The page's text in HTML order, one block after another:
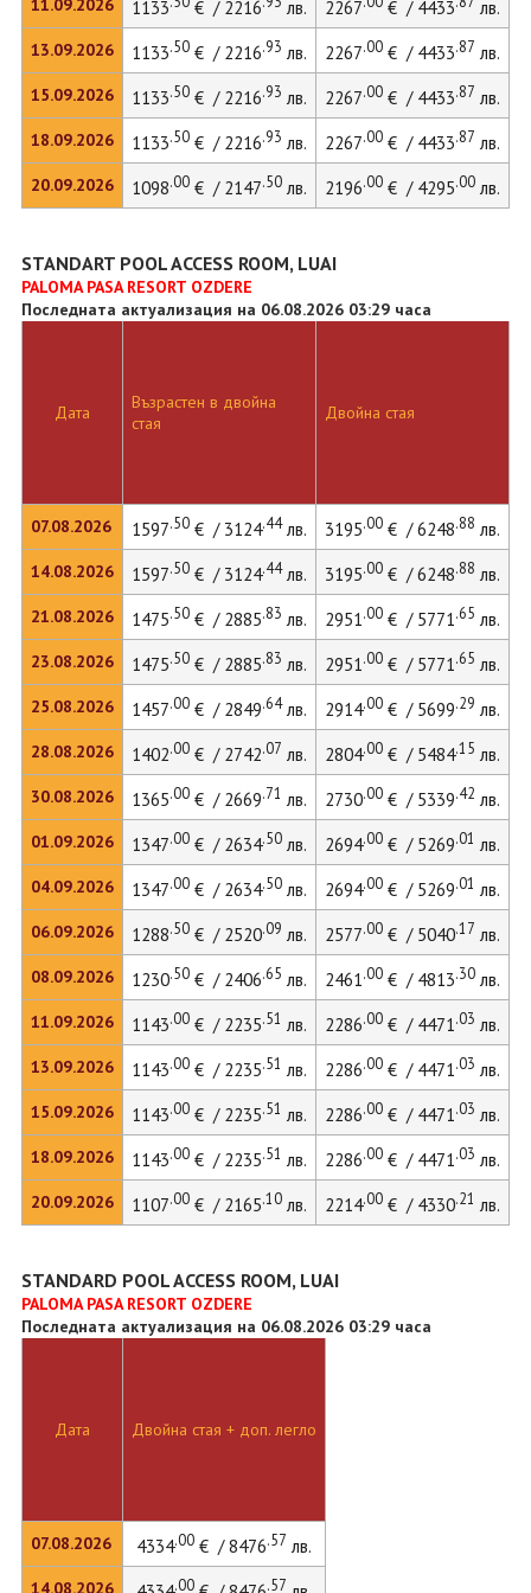
11.09.2026
13.09.2026
15.09.2026
18.09.2026
20.09.2026
1133
€ / 2216 лв. 2267 € / 4433 лв.
1133.50€ / 2216.93 лв. 2267.00€ / 4433.87 лв.
1133.50€ / 2216.93 лв. 2267.00€ / 4433.87 лв.
1133.50€ / 2216.93 лв. 2267.00€ / 4433.87 лв.
1098.00€ / 2147.50лв. 2196.00€ / 4295.00лв.
STANDART POOL ACCESS ROOM, LUAI
PALOMA PASA RESORT OZDERE
Последната актуализация на 06.08.2026 03:29 часа
Дата
07.08.2026
14.08.2026
21.08.2026
23.08.2026
25.08.2026
28.08.2026
30.08.2026
01.09.2026
04.09.2026
06.09.2026
08.09.2026
11.09.2026
13.09.2026
15.09.2026
18.09.2026
20.09.2026
Възрастен в двойна
стая
Двойна стая
1597.50€ / 3124.44лв. 3195.00€ / 6248.88 лв.
1597.50€ / 3124.44лв. 3195.00€ / 6248.88 лв.
1475.50€ / 2885.83 лв. 2951.00€ / 5771.65 лв.
1475.50€ / 2885.83 лв. 2951.00€ / 5771.65 лв.
1457.00€ / 2849.64лв. 2914.00€ / 5699.29 лв.
1402.00€ / 2742.07 лв. 2804.00€ / 5484.15 лв.
1365.00€ / 2669.71 лв. 2730.00€ / 5339.42 лв.
1347.00€ / 2634.50лв. 2694.00€ / 5269.01 лв.
1347.00€ / 2634.50лв. 2694.00€ / 5269.01 лв.
1288.50€ / 2520.09 лв. 2577.00€ / 5040.17 лв.
1230.50€ / 2406.65 лв. 2461.00€ / 4813.30лв.
1143.00€ / 2235.51 лв. 2286.00€ / 4471.03 лв.
1143.00€ / 2235.51 лв. 2286.00€ / 4471.03 лв.
1143.00€ / 2235.51 лв. 2286.00€ / 4471.03 лв.
1143.00€ / 2235.51 лв. 2286.00€ / 4471.03 лв.
1107.00€ / 2165.10лв. 2214.00€ / 4330.21 лв.
STANDARD POOL ACCESS ROOM, LUAI
PALOMA PASA RESORT OZDERE
Последната актуализация на 06.08.2026 03:29 часа
Дата
07.08.2026
14.08.2026
Двойна стая + доп. легло
4334.00€ / 8476.57 лв.
.00 .57